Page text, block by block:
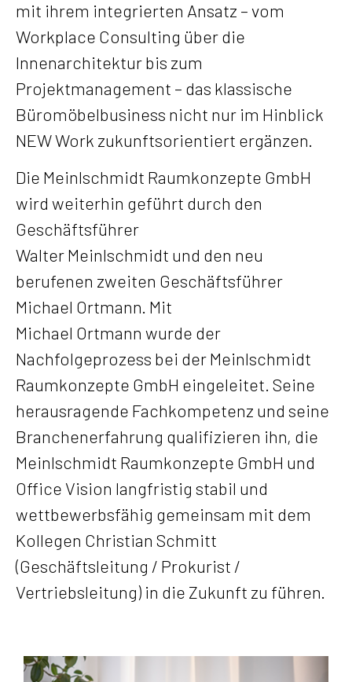
mit ihrem integrierten Ansatz – vom
Workplace Consulting über die
Innenarchitektur bis zum
Projektmanagement – das klassische
Büromöbelbusiness nicht nur im Hinblick
NEW Work zukunftsorientiert ergänzen.
Die Meinlschmidt Raumkonzepte GmbH
wird weiterhin geführt durch den
Geschäftsführer
Walter Meinlschmidt und den neu
berufenen zweiten Geschäftsführer
Michael Ortmann. Mit
Michael Ortmann wurde der
Nachfolgeprozess bei der Meinlschmidt
Raumkonzepte GmbH eingeleitet. Seine
herausragende Fachkompetenz und seine
Branchenerfahrung qualifizieren ihn, die
Meinlschmidt Raumkonzepte GmbH und
Office Vision langfristig stabil und
wettbewerbsfähig gemeinsam mit dem
Kollegen Christian Schmitt
(Geschäftsleitung / Prokurist /
Vertriebsleitung) in die Zukunft zu führen.